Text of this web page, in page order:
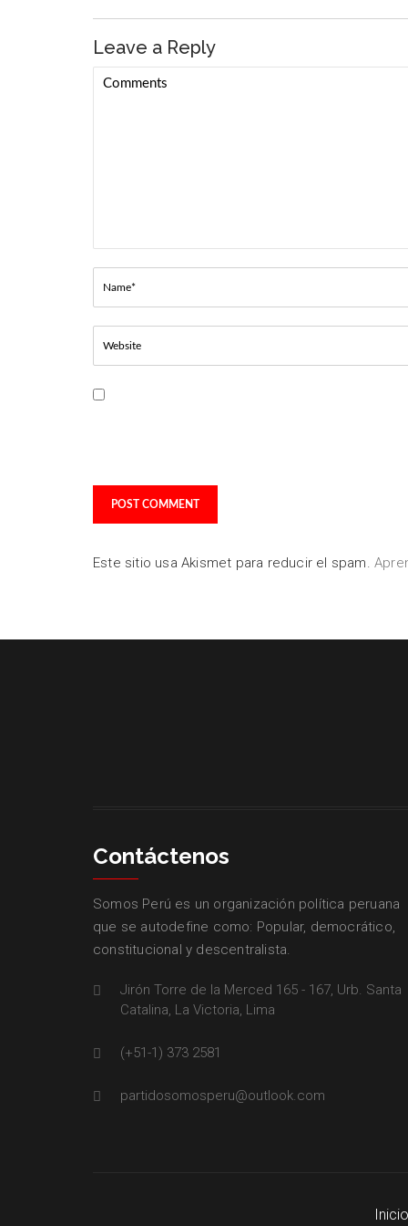
Leave a Reply
Este sitio usa Akismet para reducir el spam.
Contáctenos
Somos Perú es un organización política peruana
que se autodefine como: Popular, democrático,
constitucional y descentralista.
Jirón Torre de la Merced 165 - 167, Urb. Santa
Catalina, La Victoria, Lima
(+51-1) 373 2581
partidosomosperu@outlook.com
Inicio